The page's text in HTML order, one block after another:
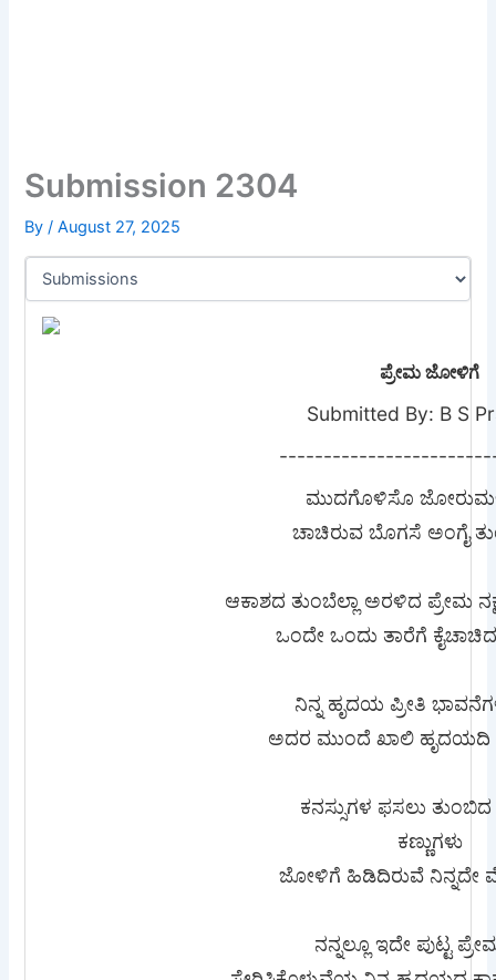
Submission 2304
By/August 27, 2025
ಪ್ರೇಮ ಜೋಳಿಗೆ
Submitted By: B S
ಮುದಗೊಳಿಸೊ
ಚಾಚಿರುವ ಬೊಗಸೆ ಅಂಗೈ
ಆಕಾಶದ ತುಂಬೆಲ್ಲಾ ಅರಳಿದ ಪ್ರೇಮ
ಒಂದೇ ಒಂದು ತಾರೆಗೆ
ನಿನ್ನ ಹೃದಯ ಪ್ರೀತಿ
ಅದರ ಮುಂದೆ ಖಾಲಿ‌ ಹೃದಯದಿ‌
ಕನಸ್ಸುಗಳ ಫಸಲು
ಕಣ್ಣುಗಳು
ಜೋಳಿಗೆ ಹಿಡಿದಿರುವೆ ನಿನ್ನದೇ
ನನ್ನಲ್ಲೂ ಇದೇ ಪುಟ್ಟ